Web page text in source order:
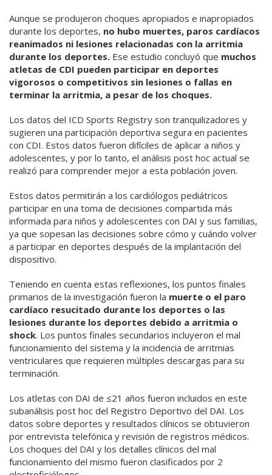
Aunque se produjeron choques apropiados e inapropiados
durante los deportes, no hubo muertes, paros cardíacos
reanimados ni lesiones relacionadas con la arritmia
durante los deportes. Ese estudio concluyó que muchos
atletas de CDI pueden participar en deportes
vigorosos o competitivos sin lesiones o fallas en
terminar la arritmia, a pesar de los choques.
Los datos del ICD Sports Registry son tranquilizadores y
sugieren una participación deportiva segura en pacientes
con CDI. Estos datos fueron difíciles de aplicar a niños y
adolescentes, y por lo tanto, el análisis post hoc actual se
realizó para comprender mejor a esta población joven.
Estos datos permitirán a los cardiólogos pediátricos
participar en una toma de decisiones compartida más
informada para niños y adolescentes con DAI y sus familias,
ya que sopesan las decisiones sobre cómo y cuándo volver
a participar en deportes después de la implantación del
dispositivo.
Teniendo en cuenta estas reflexiones, los puntos finales
primarios de la investigación fueron la muerte o el paro
cardíaco resucitado durante los deportes o las
lesiones durante los deportes debido a arritmia o
shock. Los puntos finales secundarios incluyeron el mal
funcionamiento del sistema y la incidencia de arritmias
ventriculares que requieren múltiples descargas para su
terminación.
Los atletas con DAI de ≤21 años fueron incluidos en este
subanálisis post hoc del Registro Deportivo del DAI. Los
datos sobre deportes y resultados clínicos se obtuvieron
por entrevista telefónica y revisión de registros médicos.
Los choques del DAI y los detalles clínicos del mal
funcionamiento del mismo fueron clasificados por 2